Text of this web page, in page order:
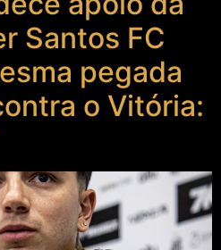
Santos FC
pegada
o Vitória: